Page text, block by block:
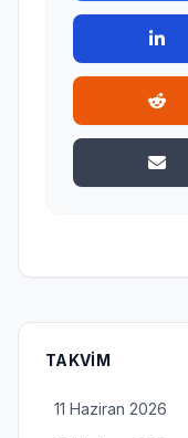
TAKVIM
11 Haziran 2026